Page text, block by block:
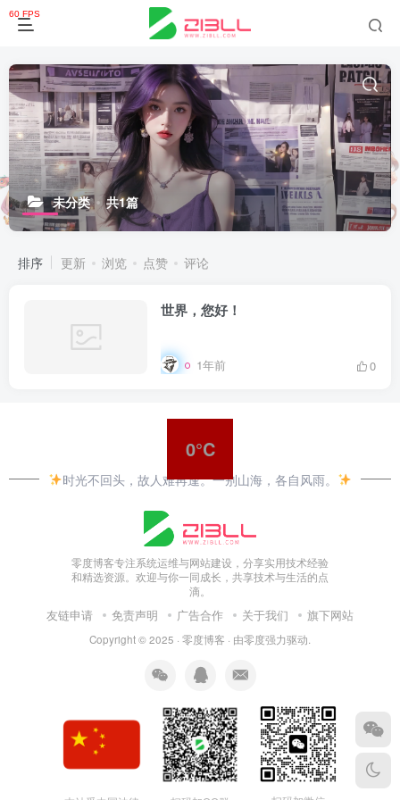
未分类 共1篇
排序 更新 浏览 点赞 评论
世界，您好！
1年前 0
0°C
时光不回头，故人难再逢。一别山海，各自风雨。
零度博客专注系统运维与网站建设，分享实用技术经验
和精选资源。欢迎与你一同成长，共享技术与生活的点
滴。
友链申请 免责声明 广告合作 关于我们 旗下网站
Copyright © 2025 · 零度博客 · 由零度强力驱动.